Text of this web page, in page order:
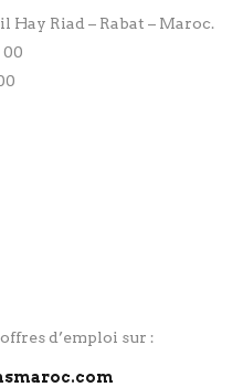
Hay Riad – Rabat – Maroc.
00
d’emploi sur :